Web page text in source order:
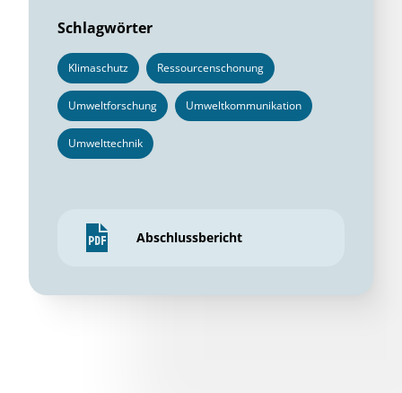
Schlagwörter
Klimaschutz Ressourcenschonung
Umweltforschung Umweltkommunikation
Umwelttechnik
Abschlussbericht